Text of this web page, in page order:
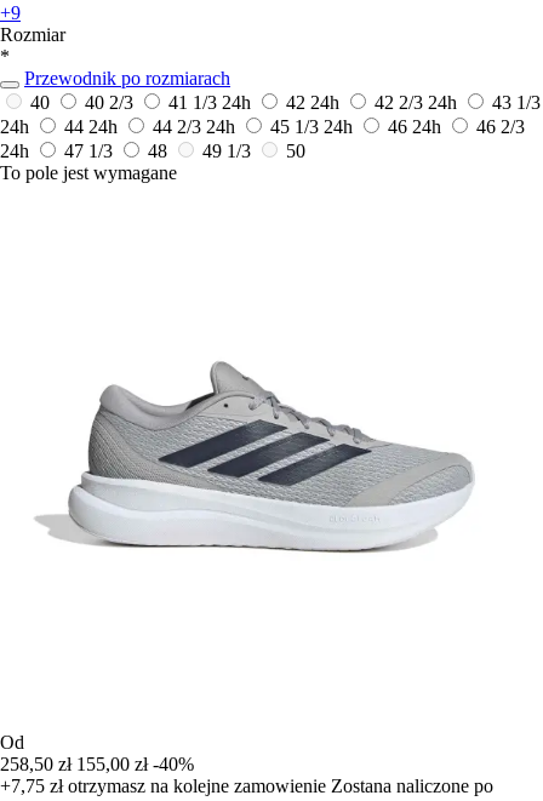
+9
Rozmiar
*
Przewodnik po rozmiarach
40
40 2/3 41 1/3 24h 42 24h 42 2/3 24h
43 1/3
24h
44 24h 44 2/3 24h 45 1/3 24h 46 24h
46 2/3
24h
47 1/3 48 49 1/3
50
To pole jest wymagane
Od
258,50 zł 155,00 zł -40%
+7,75 złotrzymasz na kolejne zamowienie Zostana naliczone po